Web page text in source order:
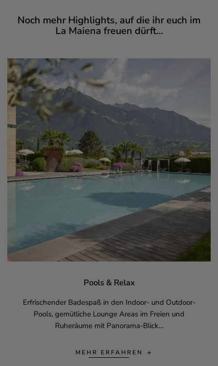
Noch mehr Highlights, auf die ihr euch im
La Maiena freuen dürft…
Pools & Relax
Erfrischender Badespaß in den Indoor- und Outdoor-
Pools, gemütliche Lounge Areas im Freien und
Ruheräume mit Panorama-Blick…
MEHR ERFAHREN